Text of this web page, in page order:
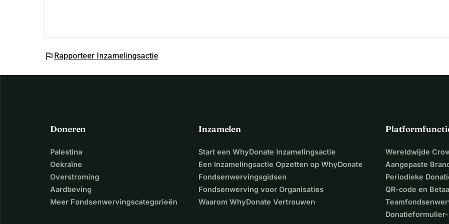
flag Rapporteer Inzamelingsactie
Doneren
Palestina
Oekraïne
Overstroming
Aardbeving
Meer Fondsenwervingscategorieën
Inzamelen
Start een WhyDonate Inzamelingsactie
Een Inzamelingsactie Opzetten op WhyDonate
Fondsenwervingsgidsen
Fondsenwerving voor Organisaties
Waarom WhyDonate Vertrouwen
Wereldwijde
Aangepaste
Periodieke
QR-code en